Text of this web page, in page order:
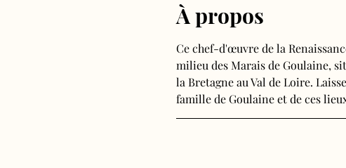
À propos
Ce chef-d'œuvre de la
milieu des Marais de Goulaine,
la Bretagne au Val de Loire.
famille de Goulaine et de ces